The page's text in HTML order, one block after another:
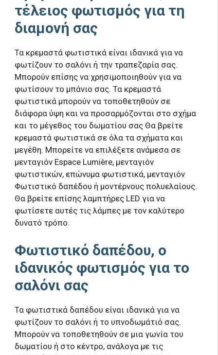
τέλειος φωτισμός για τη
διαμονή σας
Τα κρεμαστά φωτιστικά είναι ιδανικά για να
φωτίζουν το σαλόνι ή την τραπεζαρία σας.
Μπορούν επίσης να χρησιμοποιηθούν για να
φωτίσουν το μπάνιο σας. Τα κρεμαστά
φωτιστικά μπορούν να τοποθετηθούν σε
διάφορα ύψη και να προσαρμόζονται στο σχήμα
και το μέγεθος του δωματίου σας Θα βρείτε
κρεμαστά φωτιστικά σε όλα τα σχήματα και
μεγέθη. Μπορείτε να επιλέξετε ανάμεσα σε
μενταγιόν Espace Lumière, μενταγιόν
φωτιστικών, επώνυμα φωτιστικά, μενταγιόν
Φωτιστικό δαπέδου ή μοντέρνους πολυελαίους.
Θα βρείτε επίσης λαμπτήρες LED για να
φωτίσετε αυτές τις λάμπες με τον καλύτερο
δυνατό τρόπο.
Φωτιστικό δαπέδου, ο
ιδανικός φωτισμός για το
σαλόνι σας
Τα φωτιστικά δαπέδου είναι ιδανικά για να
φωτίζουν το σαλόνι ή το υπνοδωμάτιό σας.
Μπορούν να τοποθετηθούν σε μια γωνία του
δωματίου ή στο κέντρο, ανάλογα με τις